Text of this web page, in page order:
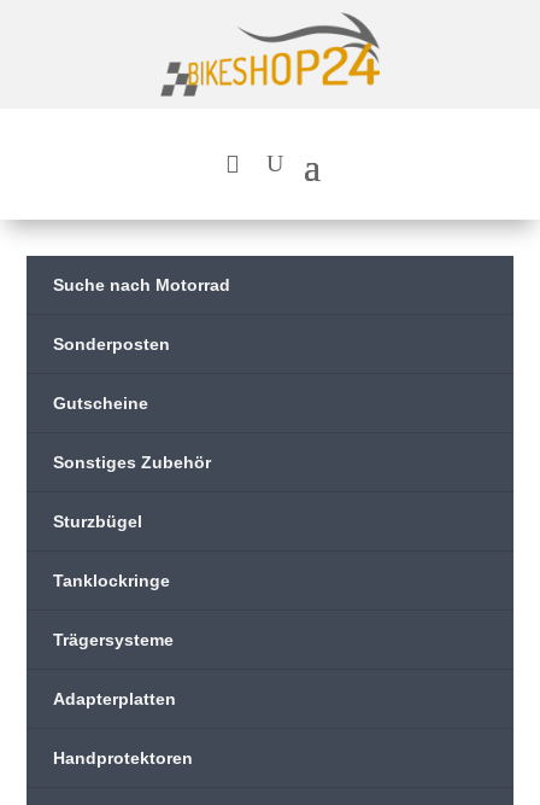
Suche nach Motorrad
Sonderposten
Gutscheine
Sonstiges Zubehör
Sturzbügel
Tanklockringe
Trägersysteme
Adapterplatten
Handprotektoren